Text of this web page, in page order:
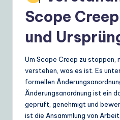
Scope
und
Um Scope Creep zu stoppen,
verstehen, was es ist. Es
formellen
Änderungsanordnung ist ein
geprüft, genehmigt und
ist die Ansammlung von